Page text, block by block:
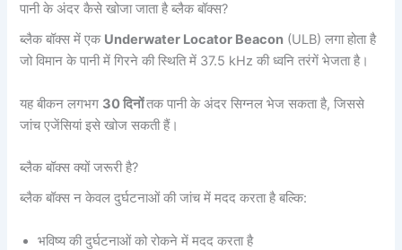
पानी के अंदर कैसे खोजा जाता है ब्लैक बॉक्स?
ब्लैक बॉक्स में एक Underwater Locator Beacon (ULB) लगा होता है
जो विमान के पानी में गिरने की स्थिति में 37.5 kHz की ध्वनि तरंगें भेजता है।
यह बीकन लगभग 30 दिनोंतक पानी के अंदर सिग्नल भेज सकता है, जिससे
जांच एजेंसियां इसे खोज सकती हैं।
ब्लैक बॉक्स क्यों जरूरी है?
ब्लैक बॉक्स न केवल दुर्घटनाओं की जांच में मदद करता है बल्कि:
भविष्य की दुर्घटनाओं को रोकने में मदद करता है